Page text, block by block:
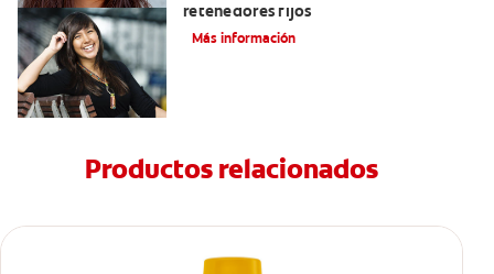
retenedores fijos
Más información
Productos relacionados